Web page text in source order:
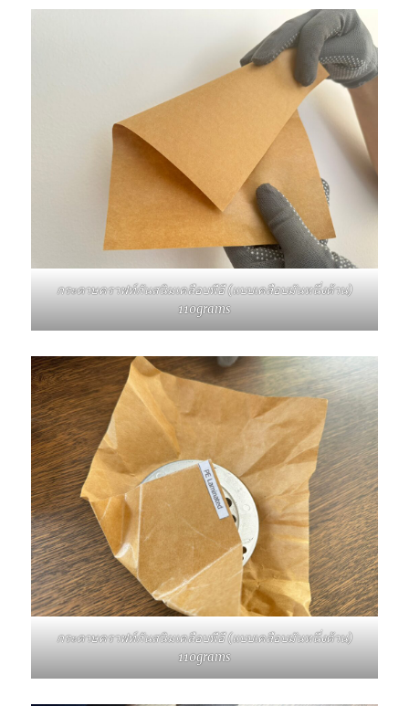
กระดาษคราฟท์กันสนิมเคลือบพีอี (แบบเคลือบมันหนึ่งด้าน)
110grams
กระดาษคราฟท์กันสนิมเคลือบพีอี (แบบเคลือบมันหนึ่งด้าน)
110grams